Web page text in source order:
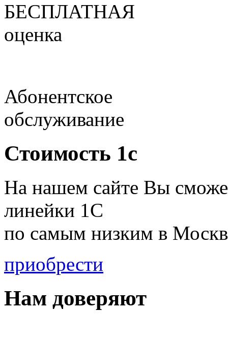
БЕСПЛАТНАЯ
оценка
Абонентское
обслуживание
Стоимость 1с
На нашем сайте Вы
линейки 1С
по самым низким в
приобрести
Нам доверяют